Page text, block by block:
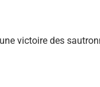
victoire des